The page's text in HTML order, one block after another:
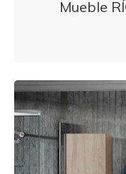
Mueble